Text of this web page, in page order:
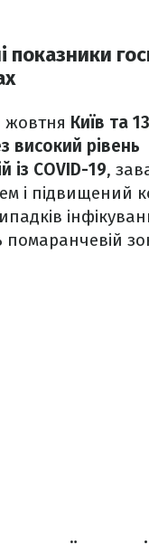
жовтня Київ та
високий рівень
із COVID-19,
і підвищений
помаранчевій